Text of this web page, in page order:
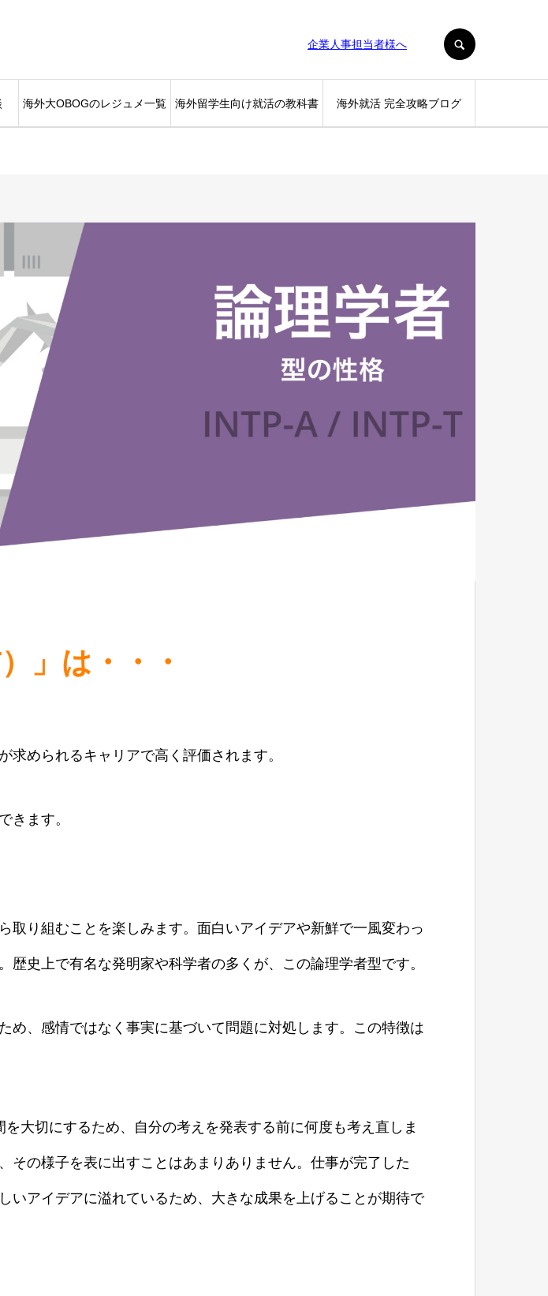
企業人事担当者様へ
海外大OBOGのレジュメ一覧 海外留学生向け就活の教科書 海外就活 完全攻略ブログ
」は・・・
められるキャリアで高く評価されます。
きます。
り組むことを楽しみます。面白いアイデアや新鮮で一風変わっ
史上で有名な発明家や科学者の多くが、この論理学者型です。
、感情ではなく事実に基づいて問題に対処します。この特徴は
大切にするため、自分の考えを発表する前に何度も考え直しま
の様子を表に出すことはあまりありません。仕事が完了した
いアイデアに溢れているため、大きな成果を上げることが期待で